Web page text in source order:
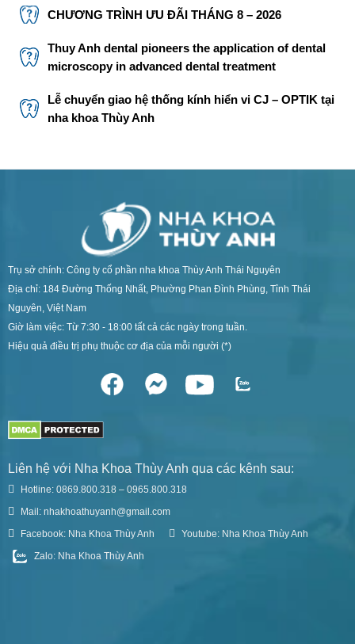
CHƯƠNG TRÌNH ƯU ĐÃI THÁNG 8 – 2026
Thuy Anh dental pioneers the application of dental
microscopy in advanced dental treatment
Lễ chuyển giao hệ thống kính hiển vi CJ – OPTIK tại
nha khoa Thùy Anh
Trụ sở chính: Công ty cổ phần nha khoa Thùy Anh Thái Nguyên
Địa chỉ: 184 Đường Thống Nhất, Phường Phan Đình Phùng, Tỉnh Thái
Nguyên, Việt Nam
Giờ làm việc: Từ 7:30 - 18:00 tất cả các ngày trong tuần.
Hiệu quả điều trị phụ thuộc cơ địa của mỗi người (*)
Liên hệ với Nha Khoa Thùy Anh qua các kênh sau:
Hotline: 0869.800.318 – 0965.800.318
Mail: nhakhoathuyanh@gmail.com
Facebook: Nha Khoa Thùy Anh
Youtube: Nha Khoa Thùy Anh
Zalo: Nha Khoa Thùy Anh